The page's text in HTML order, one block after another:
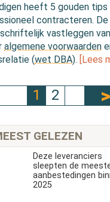
heeft 5 gouden
contracteren.
vastleggen
algemene voorwaarden
(wet DBA). [Lees
1 2
GELEZEN
Deze leveranciers
sleepten de
aanbestedingen
2025